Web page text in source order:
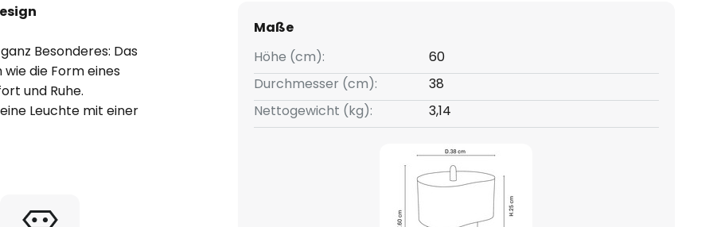
Besonderes: Das
wie die Form eines
und Ruhe.
eine Leuchte mit einer
Oberflächen
gebeizten Holzes, um das
Maße
Höhe (cm):
60
Durchmesser (cm):
38
Nettogewicht (kg):
3,14